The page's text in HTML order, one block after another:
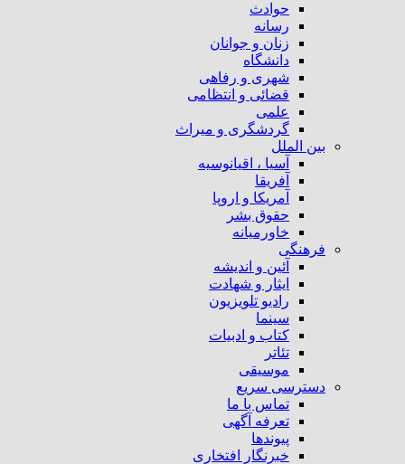
حوادث
رسانه
زنان و جوانان
دانشگاه
شهری و رفاهی
قضائی و انتظامی
علمی
گردشگری و میراث
بین الملل
آسیا ، اقیانوسیه
آفریقا
آمریکا و اروپا
حقوق بشر
خاورمیانه
فرهنگی
آئین و اندیشه
ایثار و شهادت
رادیو تلویزیون
سینما
کتاب و ادبیات
تئاتر
موسیقی
دسترسی سریع
تماس با ما
تعرفه آگهی
پیوندها
خبرنگار افتخاری